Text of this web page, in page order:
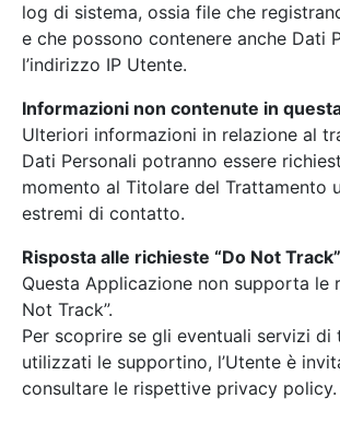
log di sistema, ossia file che
e che possono contenere anche Dati
l’indirizzo IP Utente.
Informazioni non contenute in
Ulteriori informazioni in relazione al
Dati Personali potranno essere
momento al Titolare del Trattamento
estremi di contatto.
Risposta alle richieste “Do Not Track”
Questa Applicazione non supporta le
Not Track”.
Per scoprire se gli eventuali servizi di
utilizzati le supportino, l’Utente è
consultare le rispettive privacy policy.